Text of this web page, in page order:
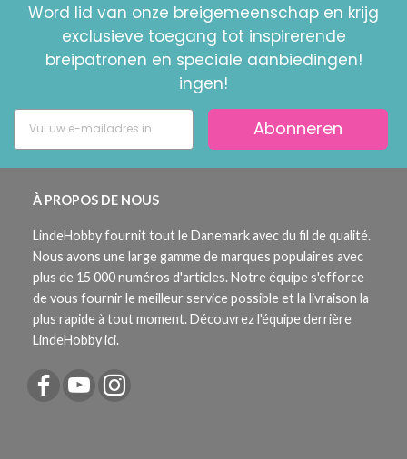
Word lid van onze breigemeenschap en krijg
exclusieve toegang tot inspirerende
breipatronen en speciale aanbiedingen!
ingen!
Abonneren
À PROPOS DE NOUS
LindeHobby fournit tout le Danemark avec du fil de qualité.
Nous avons une large gamme de marques populaires avec
plus de 15 000 numéros d'articles. Notre équipe s'efforce
de vous fournir le meilleur service possible et la livraison la
plus rapide à tout moment. Découvrez l'équipe derrière
LindeHobby ici.